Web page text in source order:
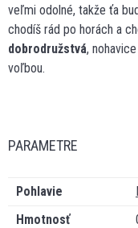
veľmi odolné, takže ťa
chodíš rád po horách a
dobrodružstvá,
voľbou.
PARAMETRE
Pohlavie
Hmotnosť